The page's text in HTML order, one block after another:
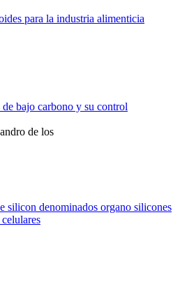
para la industria alimenticia
bajo carbono y su control
de los
silicon denominados organo silicones